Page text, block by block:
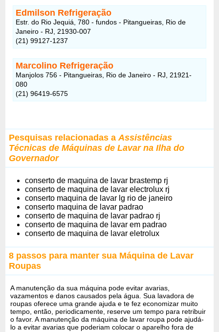
Edmilson Refrigeração
Estr. do Rio Jequiá, 780 - fundos - Pitangueiras, Rio de
Janeiro - RJ, 21930-007
(21) 99127-1237
Marcolino Refrigeração
Manjolos 756 - Pitangueiras, Rio de Janeiro - RJ, 21921-
080
(21) 96419-6575
Pesquisas relacionadas aAssistências
Técnicas de Máquinas de Lavar na Ilha do
Governador
conserto de maquina de lavar brastemp rj
conserto de maquina de lavar electrolux rj
conserto maquina de lavar lg rio de janeiro
conserto maquina de lavar padrao
conserto de maquina de lavar padrao rj
conserto de maquina de lavar em padrao
conserto de maquina de lavar eletrolux
8 passos para manter sua Máquina de Lavar
Roupas
A manutenção da sua máquina pode evitar avarias,
vazamentos e danos causados ​​pela água. Sua lavadora de
roupas oferece uma grande ajuda e te fez economizar muito
tempo, então, periodicamente, reserve um tempo para retribuir
o favor. A manutenção da máquina de lavar roupa pode ajudá-
lo a evitar avarias que poderiam colocar o aparelho fora de